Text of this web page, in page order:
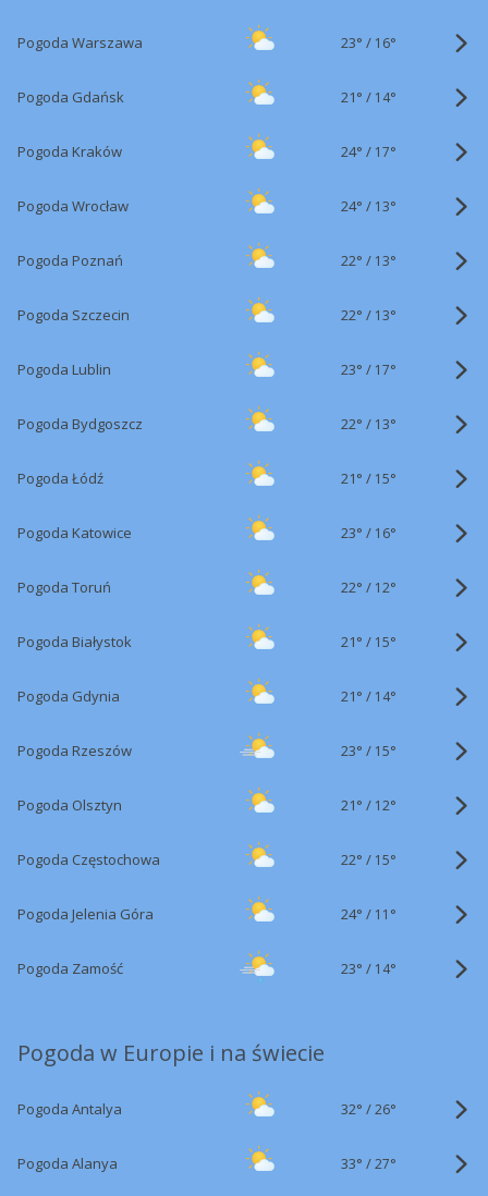
Pogoda Warszawa 23° / 16°
Pogoda Gdańsk 21° / 14°
Pogoda Kraków 24° / 17°
Pogoda Wrocław 24° / 13°
Pogoda Poznań 22° / 13°
Pogoda Szczecin 22° / 13°
Pogoda Lublin 23° / 17°
Pogoda Bydgoszcz 22° / 13°
Pogoda Łódź 21° / 15°
Pogoda Katowice 23° / 16°
Pogoda Toruń 22° / 12°
Pogoda Białystok 21° / 15°
Pogoda Gdynia 21° / 14°
Pogoda Rzeszów 23° / 15°
Pogoda Olsztyn 21° / 12°
Pogoda Częstochowa 22° / 15°
Pogoda Jelenia Góra 24° / 11°
Pogoda Zamość 23° / 14°
Pogoda w Europie i na świecie
Pogoda Antalya 32° /26°
Pogoda Alanya 33° /27°